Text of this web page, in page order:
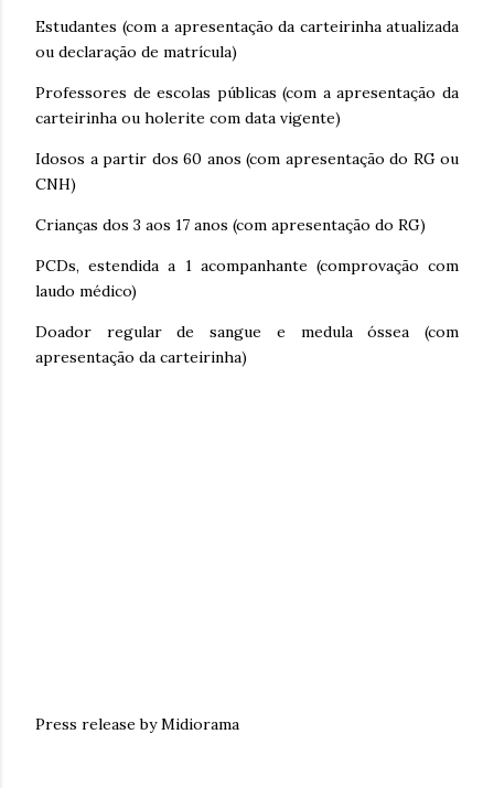
Estudantes (com a apresentação da carteirinha atualizada
ou declaração de matrícula)
Professores de escolas públicas (com a apresentação da
carteirinha ou holerite com data vigente)
Idosos a partir dos 60 anos (com apresentação do RG ou
CNH)
Crianças dos 3 aos 17 anos (com apresentação do RG)
PCDs, estendida a 1 acompanhante (comprovação com
laudo médico)
Doador regular de sangue e medula óssea (com
apresentação da carteirinha)
Press release by Midiorama